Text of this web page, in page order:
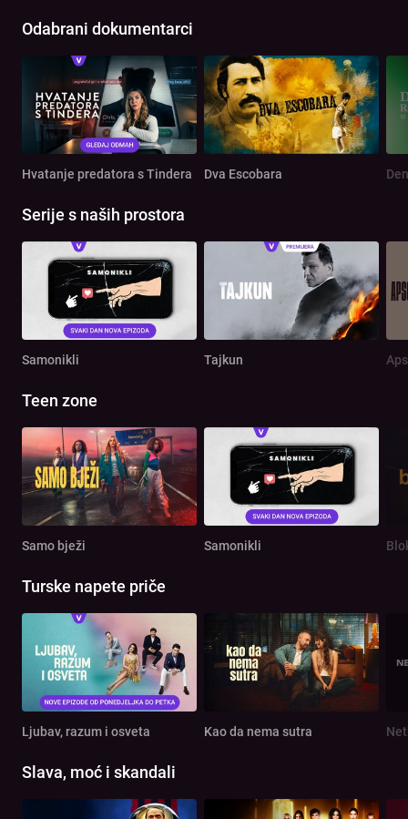
Odabrani dokumentarci
Hvatanje predatora s Tindera Dva Escobara
Serije s naših prostora
Samonikli Tajkun
Teen zone
Samo bježi Samonikli
Turske napete priče
Ljubav, razum i osveta Kao da nema sutra
Slava, moć i skandali